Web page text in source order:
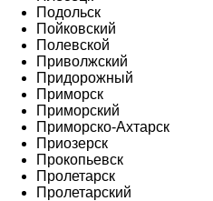
Подольск
Пойковский
Полевской
Приволжский
Придорожный
Приморск
Приморский
Приморско-Ахтарск
Приозерск
Прокопьевск
Пролетарск
Пролетарский